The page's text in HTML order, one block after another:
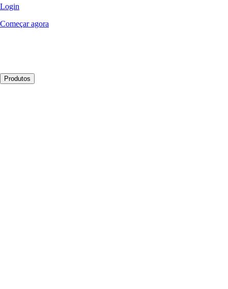
Login
Começar agora
Produtos